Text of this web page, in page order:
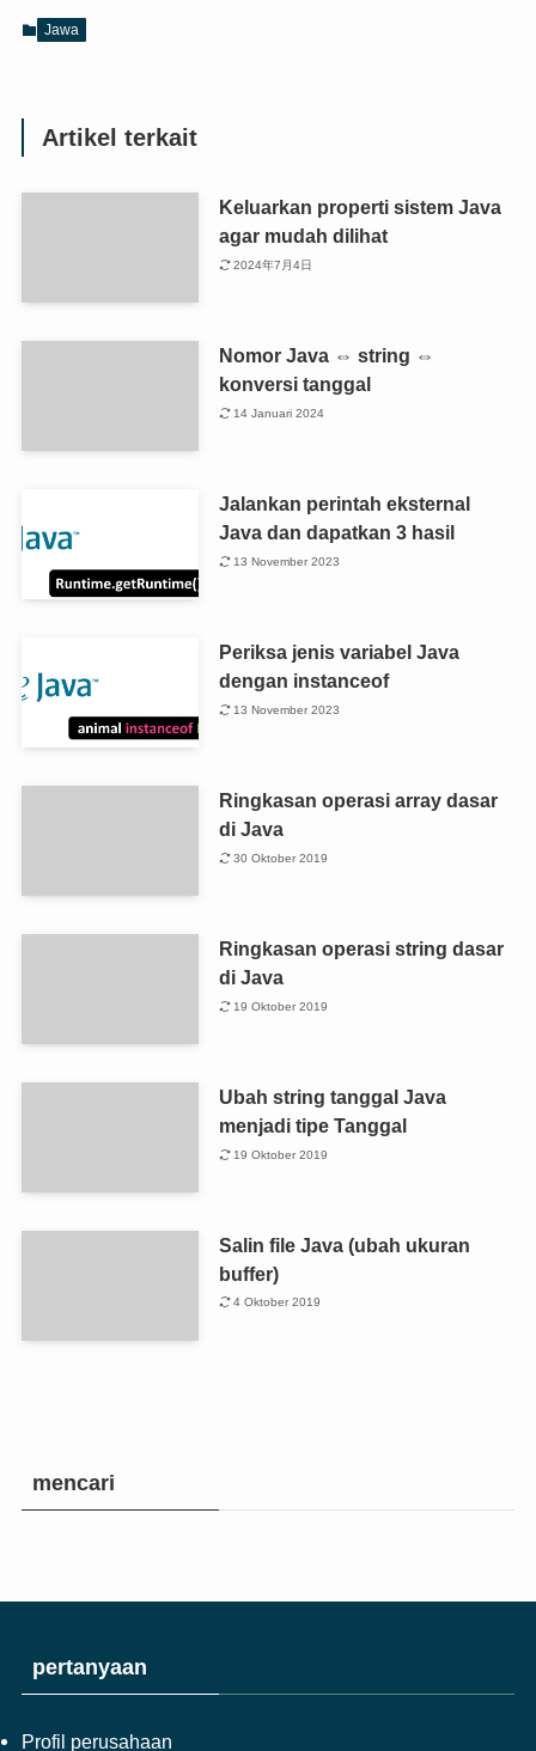
Jawa
Artikel terkait
Keluarkan properti sistem Java
agar mudah dilihat
2024年7月4日
Nomor Java ⇔ string ⇔
konversi tanggal
14 Januari 2024
Jalankan perintah eksternal
Java dan dapatkan 3 hasil
13 November 2023
Periksa jenis variabel Java
dengan instanceof
13 November 2023
Ringkasan operasi array dasar
di Java
30 Oktober 2019
Ringkasan operasi string dasar
di Java
19 Oktober 2019
Ubah string tanggal Java
menjadi tipe Tanggal
19 Oktober 2019
Salin file Java (ubah ukuran
buffer)
4 Oktober 2019
mencari
pertanyaan
Profil perusahaan